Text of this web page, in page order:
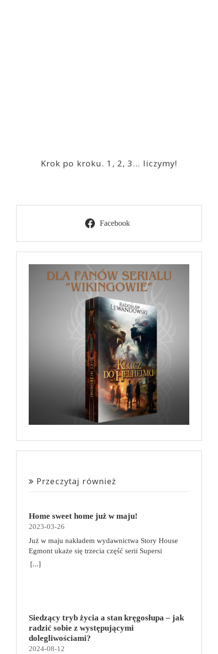
Krok po kroku. 1, 2, 3… liczymy!
Facebook
Przeczytaj również
Home sweet home już w maju!
2023-03-26
Już w maju nakładem wydawnictwa Story House
Egmont ukaże się trzecia część serii Supersi
scenarzysty Frederic Maupome. Ten tom nosi tytuł
przed odkryciem, kim są. W tej serii autorzy
podejmują takie tematy, jak poszukiwanie
tożsamości, rodziny, samotności i odmienności pod
[...]
Siedzący tryb życia a stan kręgosłupa – jak
radzić sobie z występującymi
dolegliwościami?
2024-08-12